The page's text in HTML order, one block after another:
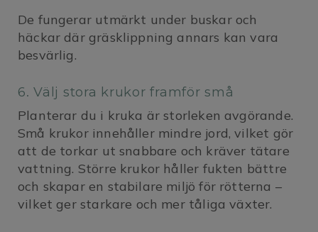
De fungerar utmärkt under buskar och
häckar där gräsklippning annars kan vara
besvärlig.
6. Välj stora krukor framför små
Planterar du i kruka är storleken avgörande.
Små krukor innehåller mindre jord, vilket gör
att de torkar ut snabbare och kräver tätare
vattning. Större krukor håller fukten bättre
och skapar en stabilare miljö för rötterna –
vilket ger starkare och mer tåliga växter.